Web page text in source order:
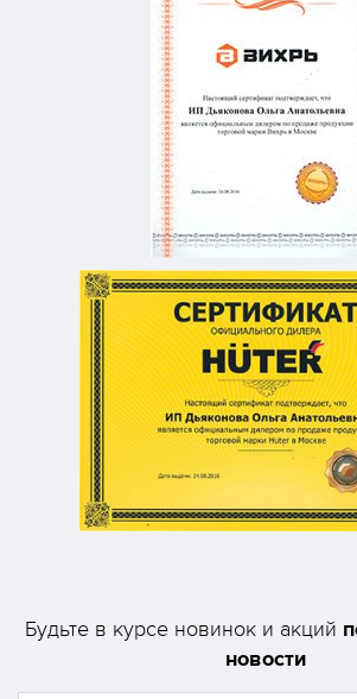
Будьте в курсе новинок и акций
новости